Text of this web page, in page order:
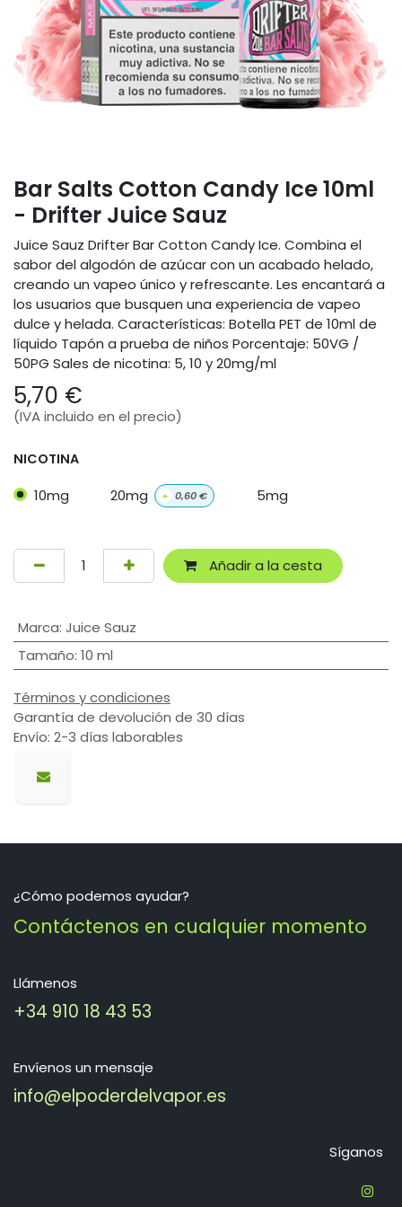
Bar Salts Cotton Candy Ice 10ml
- Drifter Juice Sauz
Juice Sauz Drifter Bar Cotton Candy Ice. Combina el
sabor del algodón de azúcar con un acabado helado,
creando un vapeo único y refrescante. Les encantará a
los usuarios que busquen una experiencia de vapeo
dulce y helada. Características: Botella PET de 10ml de
líquido Tapón a prueba de niños Porcentaje: 50VG /
50PG Sales de nicotina: 5, 10 y 20mg/ml
5,70 €
(IVA incluido en el precio)
NICOTINA
10mg 20mg + 0,60€ 5mg
Añadir a la cesta
Marca: Juice Sauz
Tamaño: 10 ml
Términos y condiciones
Garantía de devolución de 30 días
Envío: 2-3 días laborables
¿Cómo podemos ayudar?
Contáctenos en cualquier momento
Llámenos
+34 910 18 43 53
Envíenos un mensaje
info@elpoderdelvapor.es
Síganos